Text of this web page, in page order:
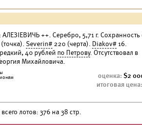
АЛЕЗIЕВИЧЬ ++. Серебро, 5,71 г. Сохранность
Severin# 220 (черта). Diakov# 16.
40 рублей по Петрову. Отсутствовал в
Михайловича.
2
всего лотов: 376 на 38 стр.